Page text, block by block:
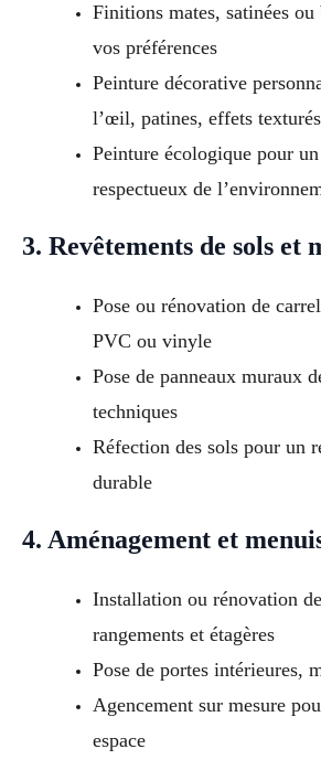
Finitions mates, satinées
vos préférences
Peinture décorative
l’œil, patines, effets texturés
Peinture écologique pour
respectueux de
3. Revêtements de sols et
Pose ou rénovation de
PVC ou vinyle
Pose de panneaux muraux
techniques
Réfection des sols pour un
durable
4. Aménagement et
Installation ou rénovation
rangements et étagères
Pose de portes intérieures,
Agencement sur mesure
espace